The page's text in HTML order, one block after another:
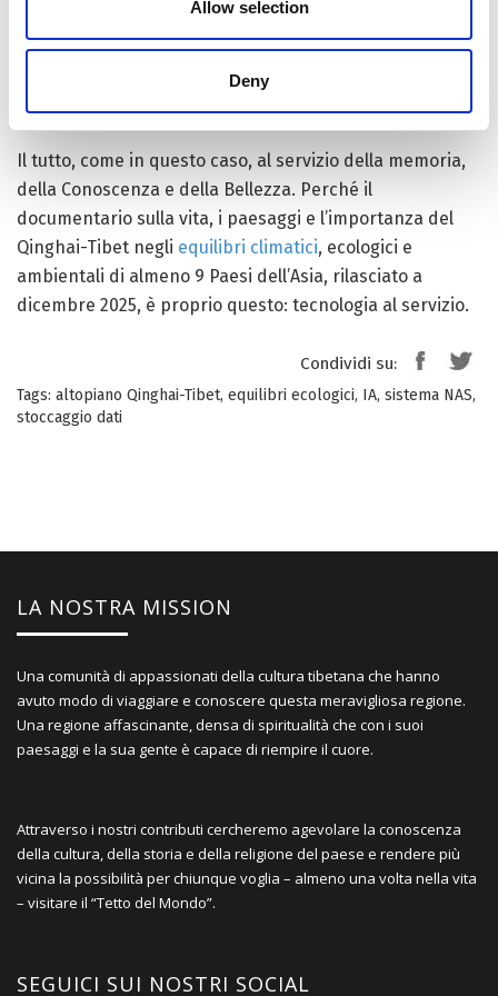
Allow selection
Deny
aiutare gli utenti a cercare e classificare fotografie e
video e ottenendo, così, un’esperienza più vicina a uno
smartphoneche a unserver.
Il tutto, come in questo caso, al servizio della memoria,
della Conoscenza e della Bellezza. Perché il
documentario sulla vita, i paesaggi e l’importanza del
Qinghai-Tibet negli equilibri climatici, ecologici e
ambientali di almeno 9 Paesi dell’Asia, rilasciato a
dicembre 2025, è proprio questo: tecnologia al servizio.
Condividi su:
Tags: altopiano Qinghai-Tibet, equilibri ecologici, IA, sistema NAS,
stoccaggio dati
LA NOSTRA MISSION
Una comunità di appassionati della cultura tibetana che hanno
avuto modo di viaggiare e conoscere questa meravigliosa regione.
Una regione affascinante, densa di spiritualità che con i suoi
paesaggi e la sua gente è capace di riempire il cuore.
Attraverso i nostri contributi cercheremo agevolare la conoscenza
della cultura, della storia e della religione del paese e rendere più
vicina la possibilità per chiunque voglia – almeno una volta nella vita
– visitare il “Tetto del Mondo”.
SEGUICI SUI NOSTRI SOCIAL